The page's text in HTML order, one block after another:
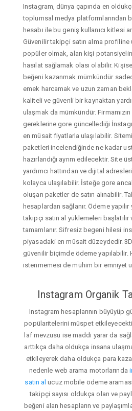
Instagram, dünya çapında en
toplumsal medya platformlarından
hesabı ile bu geniş kullanıcı kitlesi
Güvenilir takipçi satın alma profiline
popüler olmak, alan kişi
hasılat sağlamak olası olabilir.
beğeni kazanmak mümkündür
emek harcamak ve uzun zaman
kaliteli ve güvenli bir kaynaktan
ulaşmak da mümkündür. Firmamızın
gereklerine gore güncellediği
en müsait fiyatlarla ulaşılabilir.
paketleri incelendiğinde ne kadar
hazırlandığı ayrım edilecektir. Site
yardımcı hattından ve dijital
kolayca ulaşılabilir. İsteğe gore
oluşan paketler de satın alınabilir.
hesaplardan sağlanır. Ödeme
takipçi satın al yüklemeleri başlatılır
tamamlanır. Sifresiz begeni hilesi
piyasadaki en müsait düzeydedir. 3D
güvenilir biçimde ödeme yapılabilir.
istenmemesi de mühim bir emniyet
Instagram Organik
Instagram hesaplarının büyüyüp
popülaritelerini müspet
laf mevzusu ise maddi yarar da
arttıkça daha oldukça insana
etkileyerek daha oldukça para
nedenle web arama motorlarında
satın al ucuz mobile ödeme
takipçi sayısı oldukça olan ve
beğeni alan hesapların ve